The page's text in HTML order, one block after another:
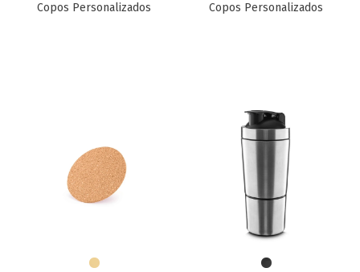
Copos Personalizados
Copos Personalizados